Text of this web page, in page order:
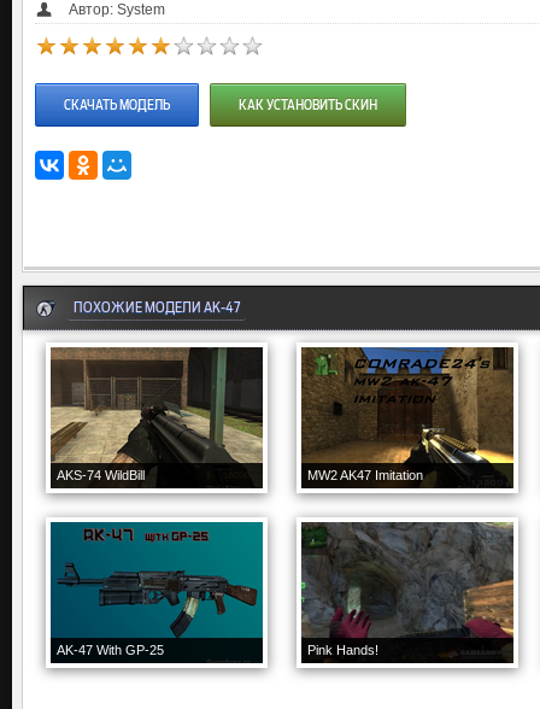
Автор: System
СКАЧАТЬ МОДЕЛЬ КАК УСТАНОВИТЬ СКИН
ПОХОЖИЕ МОДЕЛИ AK-47
AKS-74 WildBill MW2 AK47 Imitation
AK-47 With GP-25 Pink Hands!